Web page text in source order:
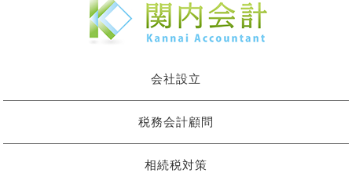
会社設立
税務会計顧問
相続税対策